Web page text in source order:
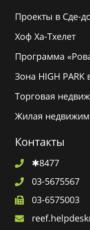
Проекты в Сде-
Хоф Ха-Тхелет
Программа
Зона HIGH PARK
Торговая
Жилая
Контакты
✱8477
03-5675567
03-6575003